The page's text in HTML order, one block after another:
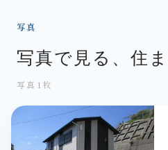
写真
写真で見る、住
写真1枚